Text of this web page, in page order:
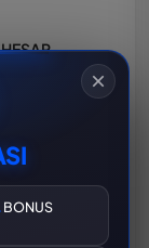
BONUS